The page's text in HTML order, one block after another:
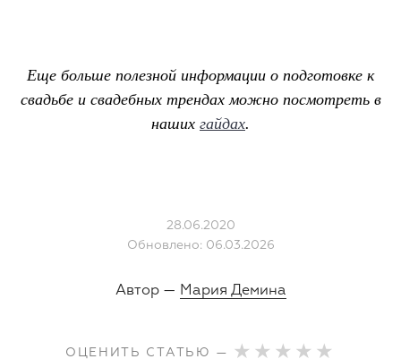
Еще больше полезной информации о подготовке к
свадьбе и свадебных трендах можно посмотреть в
наших гайдах.
28.06.2020
Обновлено: 06.03.2026
Автор — Мария Демина
ОЦЕНИТЬ СТАТЬЮ —